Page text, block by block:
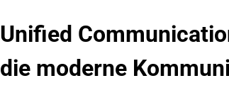
Unified
die moderne